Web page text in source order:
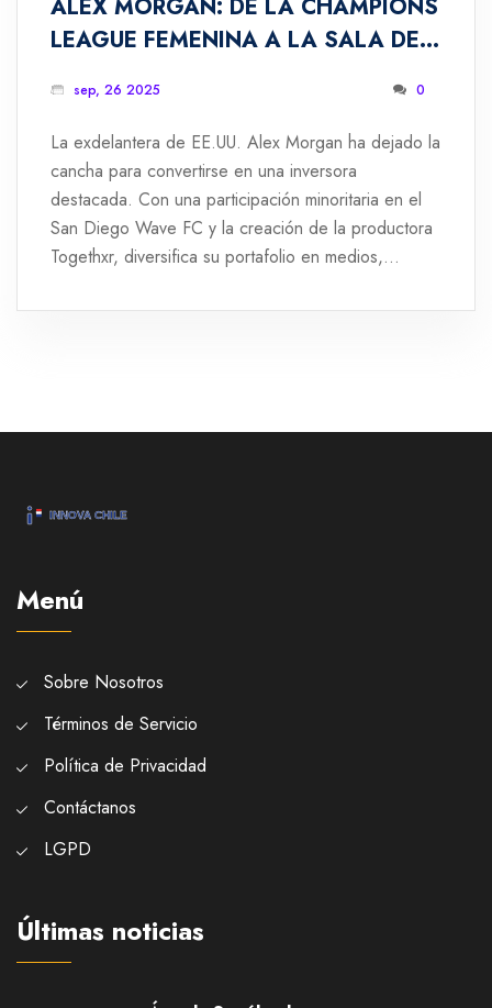
ALEX MORGAN: DE LA CHAMPIONS
LEAGUE FEMENINA A LA SALA DE
sep, 26 2025 0
La exdelantera de EE.UU. Alex Morgan ha dejado la
cancha para convertirse en una inversora
destacada. Con una participación minoritaria en el
San Diego Wave FC y la creación de la productora
Togethxr, diversifica su portafolio en medios,
la finanza simboliza el nuevo rol de las futbolistas
Menú
Sobre Nosotros
Términos de Servicio
Política de Privacidad
Contáctanos
LGPD
Últimas noticias